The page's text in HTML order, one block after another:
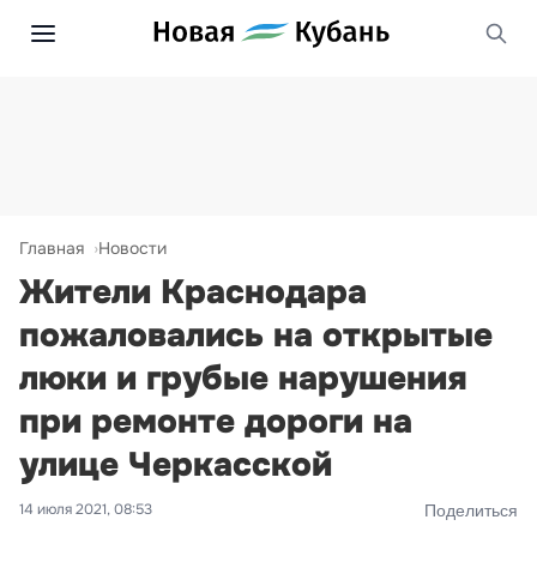
Главная Новости
Жители Краснодара
пожаловались на открытые
люки и грубые нарушения
при ремонте дороги на
улице Черкасской
14 июля 2021, 08:53 Поделиться